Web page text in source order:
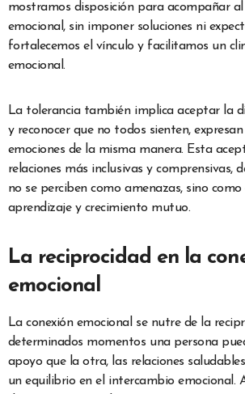
mostramos disposición para acompañar
emocional, sin imponer soluciones ni
fortalecemos el vínculo y facilitamos un
emocional.
La tolerancia también implica aceptar la
y reconocer que no todos sienten,
emociones de la misma manera. Esta
relaciones más inclusivas y comprensivas,
no se perciben como amenazas, sino
aprendizaje y crecimiento mutuo.
La reciprocidad en la
emocional
La conexión emocional se nutre de la
determinados momentos una persona
apoyo que la otra, las relaciones
un equilibrio en el intercambio emocional.